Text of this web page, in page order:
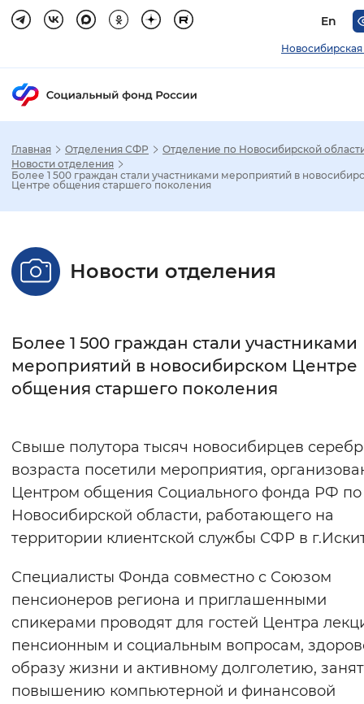
En
Новосибирская
Стандартный Увеличенный
Без засечек С засечками
Интервал между буквами
Цвет сайта
Монохромный Инверсивный
Синий фон
Изображения
Включены Выключены
Звуковой ассистент
Воспроизвести Остановить
Главная Отделения СФР
Отделение по Новосибирской
Новости отделения
Более 1 500 граждан стали участниками мероприятий в
Центре общения старшего поколения
Новости отделения
Более 1 500 граждан стали участниками
мероприятий в новосибирском Центре
общения старшего поколения
Свыше полутора тысяч новосибирцев
возраста посетили мероприятия,
Центром общения Социального фонда РФ по
Новосибирской области, работающего на
территории клиентской службы СФР в
Специалисты Фонда совместно с Союзом
пенсионеров региона и приглашенными
спикерами проводят для гостей Центра
пенсионным и социальным вопросам,
образу жизни и активному долголетию,
повышению компьютерной и финансовой